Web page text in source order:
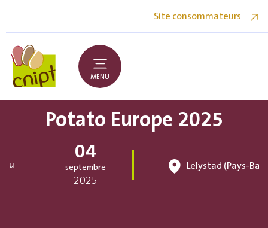
Site consommateurs
MENU
Potato Europe 2025
au
04
septembre
2025
Lelystad (Pays-Bas)